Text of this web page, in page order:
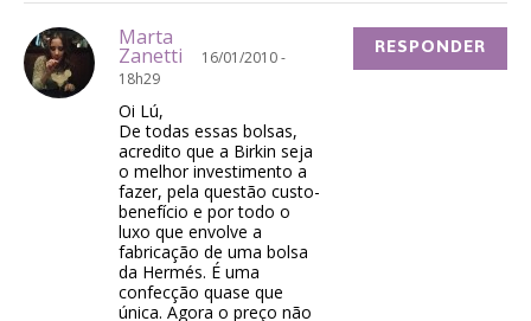
Marta
Zanetti
16/01/2010 -
18h29
Oi Lú,
De todas essas bolsas,
acredito que a Birkin seja
o melhor investimento a
fazer, pela questão custo-
benefício e por todo o
luxo que envolve a
fabricação de uma bolsa
da Hermés. É uma
confecção quase que
única. Agora o preço não
RESPONDER